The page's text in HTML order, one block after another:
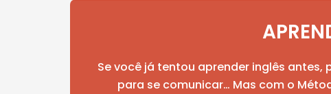
Se você já tentou aprender inglês
para se comunicar… Mas com o